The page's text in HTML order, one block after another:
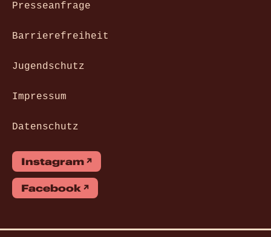
Presseanfrage
Barrierefreiheit
Jugendschutz
Impressum
Datenschutz
Instagram
Facebook